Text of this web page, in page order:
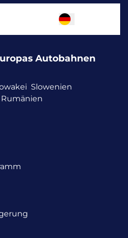
Autobahnen
Slowenien
Rumänien